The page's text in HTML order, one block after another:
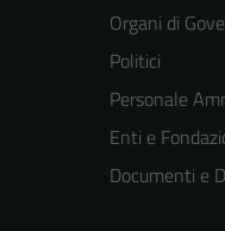
Organi di
Politici
Personale
Enti e
Documenti e